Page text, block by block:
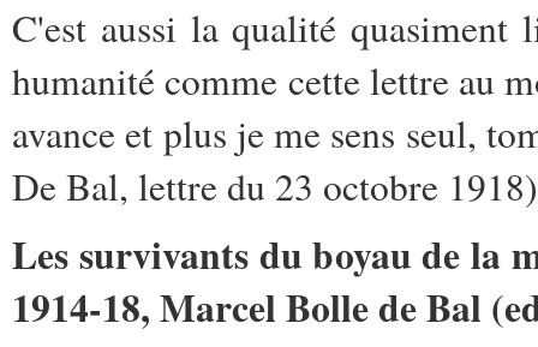
C'est aussi la qualité
humanité comme cette lettre au
avance et plus je me sens seul,
De Bal, lettre du 23 octobre
Les survivants du boyau de la
1914-18,Marcel Bolle de Bal